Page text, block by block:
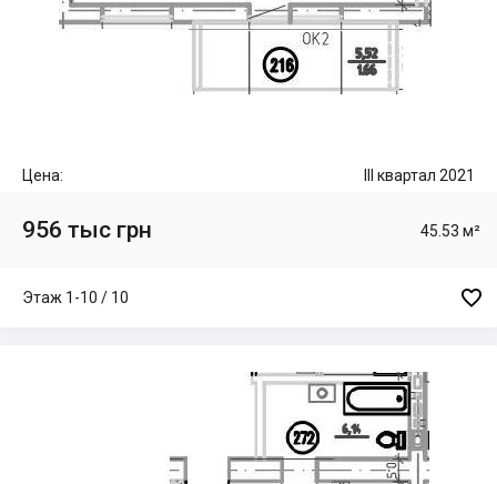
Цена: III квартал 2021
956 тыс грн 45.53 м²
Этаж 1-10 / 10 